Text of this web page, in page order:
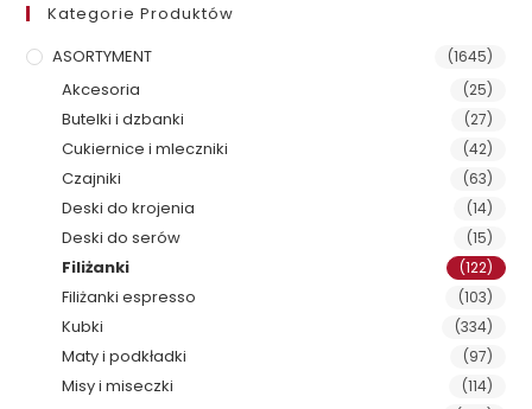
Kategorie Produktów
ASORTYMENT
(1645)
Akcesoria (25)
Butelki i dzbanki (27)
Cukiernice i mleczniki (42)
Czajniki (63)
Deski do krojenia (14)
Deski do serów (15)
Filiżanki (122)
Filiżanki espresso (103)
Kubki (334)
Maty i podkładki (97)
Misy i miseczki (114)